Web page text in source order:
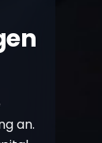
an.